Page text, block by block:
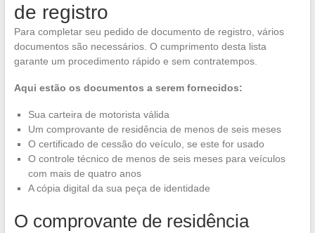
de registro
Para completar seu pedido de documento de registro, vários
documentos são necessários. O cumprimento desta lista
garante um procedimento rápido e sem contratempos.
Aqui estão os documentos a serem fornecidos:
Sua carteira de motorista válida
Um comprovante de residência de menos de seis meses
O certificado de cessão do veículo, se este for usado
O controle técnico de menos de seis meses para veículos
com mais de quatro anos
A cópia digital da sua peça de identidade
O comprovante de residência